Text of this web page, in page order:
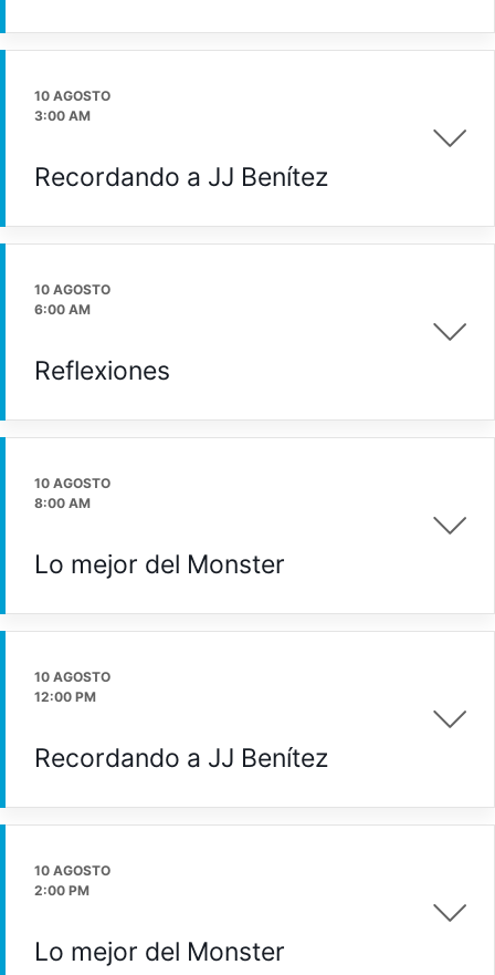
10 AGOSTO
3:00 AM
Recordando a JJ Benítez
10 AGOSTO
6:00 AM
Reflexiones
10 AGOSTO
8:00 AM
Lo mejor del Monster
10 AGOSTO
12:00 PM
Recordando a JJ Benítez
10 AGOSTO
2:00 PM
Lo mejor del Monster